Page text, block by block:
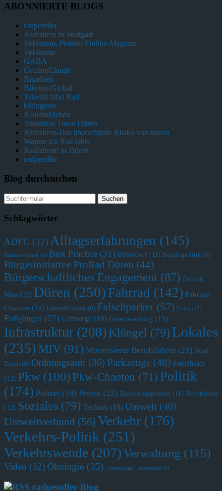
ABONNIERTE BLOGS
radpendler
Radfahren in Stuttgart
Velostrom, Pedelec Online-Magazin
Velohome
GABA
CyclingClaude
Ritzelzeit
BiketourGlobal
Takeshi fährt Rad
bikingtom
Radelmädchen
Transition Town Düren
Radfahren-Das überschätzte Risiko von hinten
Warum ich Rad fahre
Radfahren! in Düren
radpendler
Blog durchsuchen
Schlagwörter
ADFC (32)Alltagserfahrungen (145)
Barrierefreiheit (6) Best Practice (31) Birkesdorf (11) Bundespolitik (9)
Bürgerinitiative ProRad Düren (44)
Bürgerschaftliches Engagement (87) Critical
Mass (12) Düren (250) Fahrrad (142) Fahrrad-
Chaoten (14) Fahrradstraßen (8) Falschparker (57) Freizeit (5)
Fußgänger (27) Gehwege (18) Greenwashing (13)
Infrastruktur (208) Klüngel (79) Lokales
(235) MIV (91) Motorisierte Berufsfahrer (20) Nord-
Düren (9) Ordnungsamt (36) Parkzeuge (48) Petrolheads
(12) Pkw (100) Pkw-Chaoten (71) Politik
(174) Polizei (19) Presse (22) Radvorrangrouten (11) Rechtliches
(12) Soziales (79) Technik (18) Umwelt (40)
Umweltverbund (56)Verkehr (176)
Verkehrs-Politik (251)
Verkehrswende (207)Verwaltung (115)
Video (32) Ökologie (35) „Masterplan“ Innenstadt (5)
radpendler-Blog